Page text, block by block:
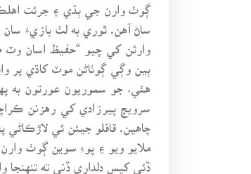
ڳوٺ وارن جي ٻڌي ۽ جرئت
ساڻ آهن. ٿوري به لٺ بازيءَ
وارثن کي چيو “حفيظ اسان
ٻين وڳي ڳوٺاڻن موٽ کاڌي پر
هئي، جو سموريون عورتون
چاهين. قافلو جيئن ئي
ملايو ويو ۽ پوءِ سوين ڳوٺ
ڏئي کيس دلداري ڏني ته تنهنجا